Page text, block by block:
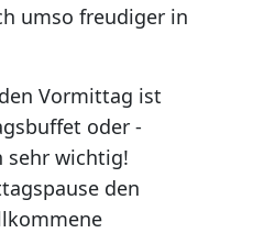
umso freudiger in
Vormittag ist
oder -
sehr wichtig!
den